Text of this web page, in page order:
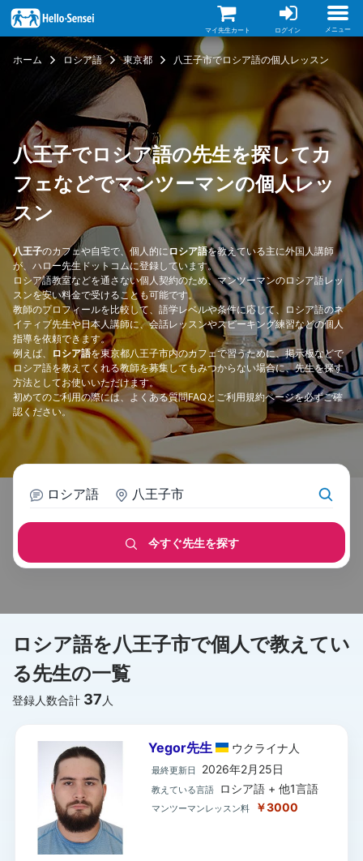
イ
ン
コ
マイ先生カート ログイン メニュー
ホーム ロシア語 東京都 八王子市でロシア語の個人レッスン
八王子でロシア語の先生を探してカ
フェなどでマンツーマンの個人レッ
スン
八王子のカフェや自宅で、個人的にロシア語を教えている主に外国人講師
が、ハロー先生ドットコムに登録しています。
ロシア語教室などを通さない個人契約のため、マンツーマンのロシア語レッ
スンを安い料金で受けることも可能です。
教師のプロフィールを比較して、語学レベルや条件に応じて、ロシア語のネ
イティブ先生や日本人講師に、会話レッスンやスピーキング練習などの個人
指導を依頼できます。
例えば、
ロシア語を東京都八王子市内のカフェで習うために、掲示板などで
ロシア語を教えてくれる教師を募集してもみつからない場合に、先生を探す
方法としてお使いいただけます。
初めてのご利用の際には、 よくある質問FAQと ご利用規約ページを必ずご確
認ください。
ロシア語 八王子市
今すぐ先生を探す
ロシア語を八王子市で個人で教えてい
る先生の一覧
登録人数合計 37 人
Yegor先生 ウクライナ 人
最終更新日 2026年2月25日
教えている言語 ロシア語 + 他1言語
マンツーマンレッスン料 ￥3000